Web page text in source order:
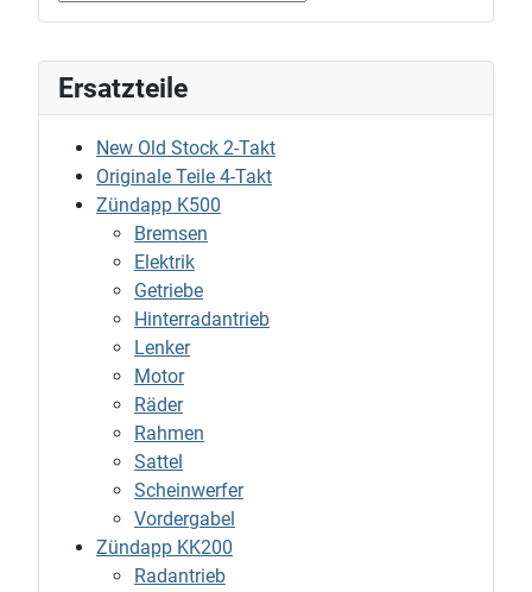
Ersatzteile
New Old Stock 2-Takt
Originale Teile 4-Takt
Zündapp K500
Bremsen
Elektrik
Getriebe
Hinterradantrieb
Lenker
Motor
Räder
Rahmen
Sattel
Scheinwerfer
Vordergabel
Zündapp KK200
Radantrieb